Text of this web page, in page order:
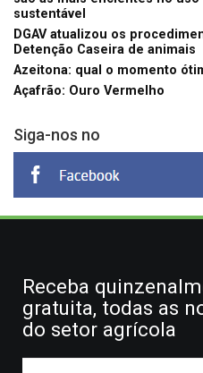
sustentável
DGAV atualizou os
Detenção Caseira de animais
Azeitona: qual o momento
Açafrão: Ouro Vermelho
Siga-nos no
Receba
gratuita, todas as
do setor agrícola